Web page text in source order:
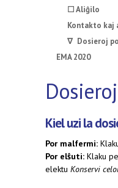
☐ Aliĝilo
Kontakto kaj
∇ Dosieroj
EMA 2020
Kiel uzi la
Por malfermi:
Por elŝuti: Klaku
elektu Konservi